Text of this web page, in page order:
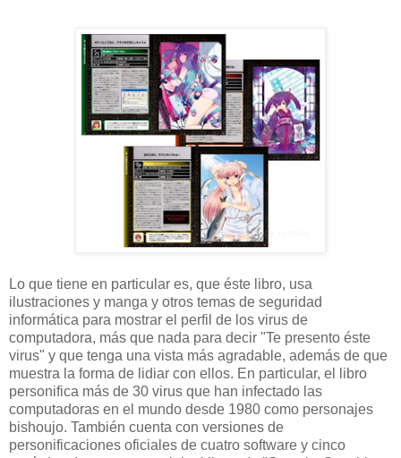
Lo que tiene en particular es, que éste libro, usa
ilustraciones y manga y otros temas de seguridad
informática para mostrar el perfil de los virus de
computadora, más que nada para decir "Te presento éste
virus" y que tenga una vista más agradable, además de que
muestra la forma de lidiar con ellos. En particular, el libro
personifica más de 30 virus que han infectado las
computadoras en el mundo desde 1980 como personajes
bishoujo. También cuenta con versiones de
personificaciones oficiales de cuatro software y cinco